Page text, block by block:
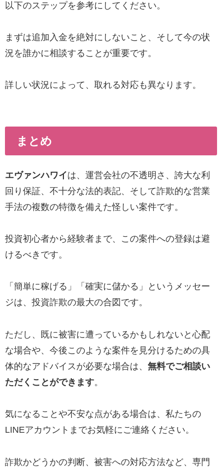
以下のステップを参考にしてください。
まずは追加入金を絶対にしないこと、そして今の状
況を誰かに相談することが重要です。
詳しい状況によって、取れる対応も異なります。
まとめ
エヴァンハワイは、運営会社の不透明さ、誇大な利
回り保証、不十分な法的表記、そして詐欺的な営業
手法の複数の特徴を備えた怪しい案件です。
投資初心者から経験者まで、この案件への登録は避
けるべきです。
「簡単に稼げる」「確実に儲かる」というメッセー
ジは、投資詐欺の最大の合図です。
ただし、既に被害に遭っているかもしれないと心配
な場合や、今後このような案件を見分けるための具
体的なアドバイスが必要な場合は、 無料でご相談い
ただくことができます。
気になることや不安な点がある場合は、私たちの
LINEアカウントまでお気軽にご連絡ください。
詐欺かどうかの判断、被害への対応方法など、専門